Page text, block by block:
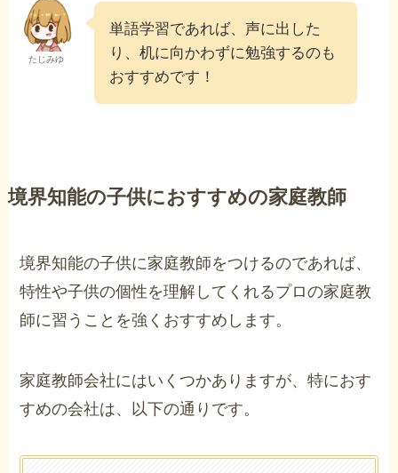
たじみゆ
単語学習であれば、声に出した
り、机に向かわずに勉強するのも
おすすめです！
境界知能の子供におすすめの家庭教師
境界知能の子供に家庭教師をつけるのであれば、
特性や子供の個性を理解してくれるプロの家庭教
師に習うことを強くおすすめします。
家庭教師会社にはいくつかありますが、特におす
すめの会社は、以下の通りです。